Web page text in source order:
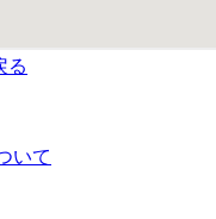
る
いて